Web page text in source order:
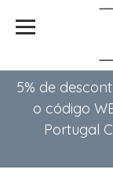
5% de
o código
Portugal